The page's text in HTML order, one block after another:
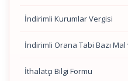
İndirimli Kurumlar Vergisi
İndirimli Orana Tabi Bazı
İthalatçı Bilgi Formu